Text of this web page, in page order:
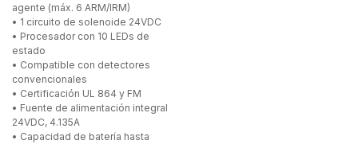
agente (máx. 6 ARM/IRM)
• 1 circuito de solenoide 24VDC
• Procesador con 10 LEDs de
estado
• Compatible con detectores
convencionales
• Certificación UL 864 y FM
• Fuente de alimentación integral
24VDC, 4.135A
• Capacidad de batería hasta